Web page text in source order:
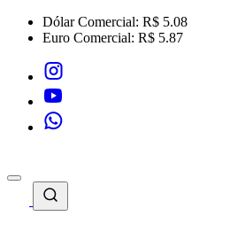
Dólar Comercial: R$ 5.08
Euro Comercial: R$ 5.87